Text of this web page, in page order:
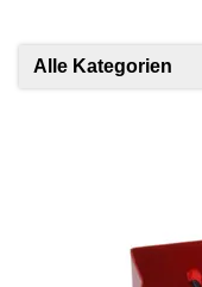
Alle Kategorien